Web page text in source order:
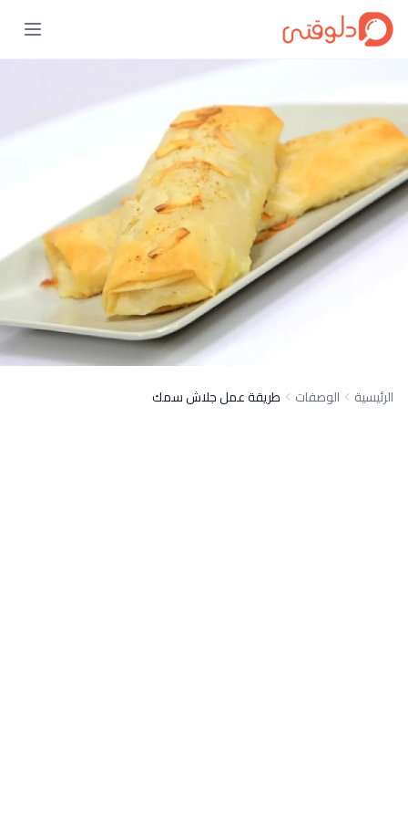
الرئيسية الوصفات طريقة عمل جلاش سمك